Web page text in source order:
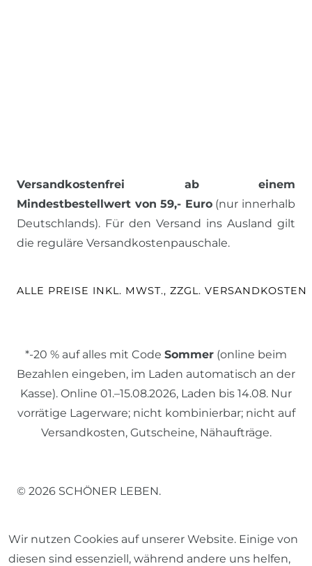
Versandkostenfrei ab einem
Mindestbestellwert von 59,- Euro(nur innerhalb
Deutschlands). Für den Versand ins Ausland gilt
die reguläre Versandkostenpauschale.
ALLE PREISE INKL. MWST., ZZGL. VERSANDKOSTEN
*-20 % auf alles mit Code Sommer (online beim
Bezahlen eingeben, im Laden automatisch an der
Kasse). Online 01.–15.08.2026, Laden bis 14.08. Nur
vorrätige Lagerware; nicht kombinierbar; nicht auf
Versandkosten, Gutscheine, Nähaufträge.
© 2026 SCHÖNER LEBEN.
Wir nutzen Cookies auf unserer Website. Einige von
diesen sind essenziell, während andere uns helfen,